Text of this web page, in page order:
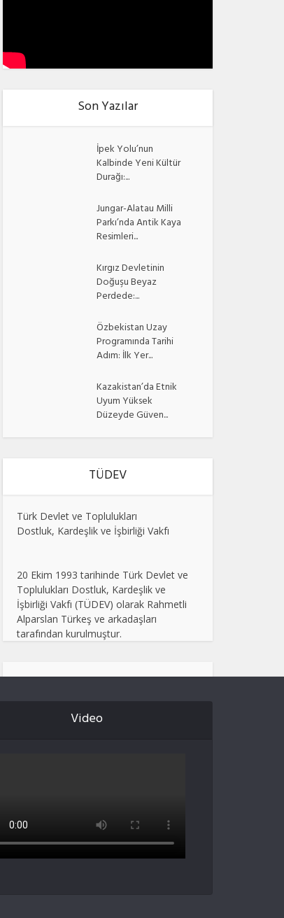
Son Yazılar
İpek Yolu’nun
Kalbinde Yeni Kültür
Durağı:...
Jungar-Alatau Milli
Parkı’nda Antik Kaya
Resimleri...
Kırgız Devletinin
Doğuşu Beyaz
Perdede:...
Özbekistan Uzay
Programında Tarihi
Adım: İlk Yer...
Kazakistan’da Etnik
Uyum Yüksek
Düzeyde Güven...
TÜDEV
Türk Devlet ve Toplulukları
Dostluk, Kardeşlik ve İşbirliği Vakfı
20 Ekim 1993 tarihinde Türk Devlet ve
Toplulukları Dostluk, Kardeşlik ve
İşbirliği Vakfı (TÜDEV) olarak Rahmetli
Alparslan Türkeş ve arkadaşları
tarafından kurulmuştur.
Video